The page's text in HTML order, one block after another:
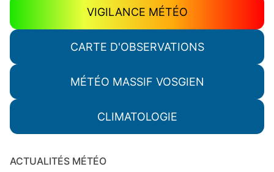
VIGILANCE MÉTÉO
CARTE D'OBSERVATIONS
MÉTÉO MASSIF VOSGIEN
CLIMATOLOGIE
ACTUALITÉS MÉTÉO